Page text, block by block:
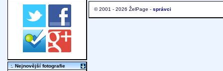
© 2001 - 2026 ŽelPage - správci
:. Nejnovější fotografie